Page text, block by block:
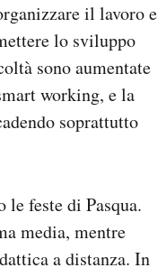
il lavoro e
lo sviluppo
sono aumentate
working, e la
soprattutto
feste di Pasqua.
media, mentre
a distanza. In